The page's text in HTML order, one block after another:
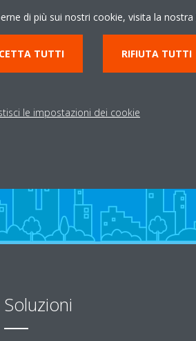
4
Soluzioni
di più sui nostri cookie, visita la nostra
TUTTI RIFIUTA TUTTI
le impostazioni dei cookie